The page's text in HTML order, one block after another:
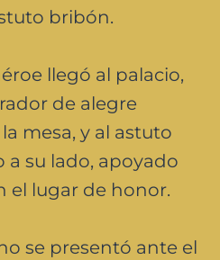
bribón.
llegó al palacio,
de alegre
mesa, y al astuto
su lado, apoyado
el lugar de honor.
se presentó ante el